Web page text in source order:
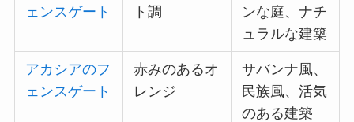
ェンスゲート
ト調
ンな庭、ナチ
ュラルな建築
アカシアのフ
ェンスゲート
赤みのあるオ
レンジ
サバンナ風、
民族風、活気
のある建築